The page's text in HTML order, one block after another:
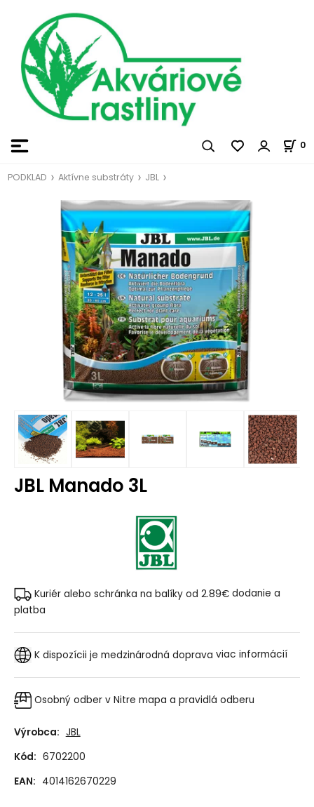
0
PODKLAD Aktívne substráty JBL
JBL Manado 3L
Kuriér alebo schránka na balíky od 2.89€ dodanie a
platba
K dispozícii je medzinárodná doprava viac informácií
Osobný odber v Nitre mapa a pravidlá odberu
Výrobca: JBL
Kód: 6702200
EAN: 4014162670229